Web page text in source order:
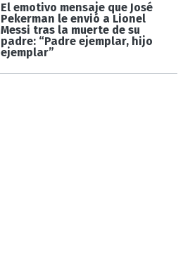
El emotivo mensaje que José
Pekerman le envió a Lionel
Messi tras la muerte de su
padre: “Padre ejemplar, hijo
ejemplar”